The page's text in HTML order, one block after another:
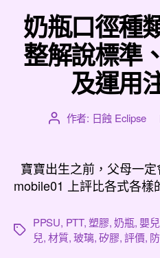
奶瓶口徑種
整解說標準
及運用
文
者
作者: 日蝕 Eclipse
寶寶出生之前，父母一
mobile01 上評比各式各
標
PPSU, PTT,塑膠,奶瓶, 嬰兒
兒,材質,玻璃,矽膠,評價,